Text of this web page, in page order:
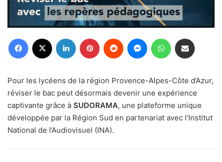
Facebook Linkedin Pinterest Reddit MessengerWhatsApp
Pour les lycéens de la région Provence-Alpes-Côte d’Azur,
réviser le bac peut désormais devenir une expérience
captivante grâce à SUDORAMA, une plateforme unique
développée par la Région Sud en partenariat avec l’Institut
National de l’Audiovisuel (INA).